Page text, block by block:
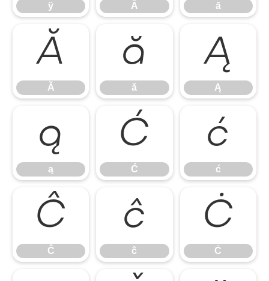
ÿ Ā ā
Ă
Ă
ă
ă
Ą
Ą
ą
ą
Ć
Ć
ć
ć
Ĉ
Ĉ
ĉ
ĉ
Ċ
Ċ